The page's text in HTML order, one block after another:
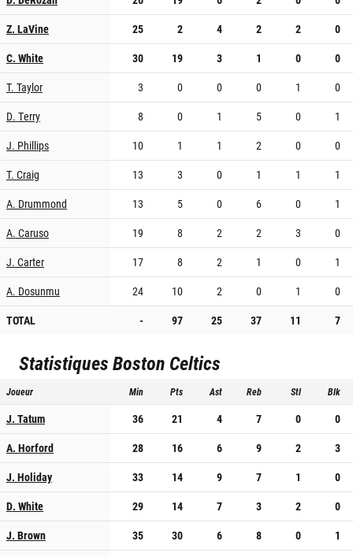
Z. LaVine
25 2 4 2 2
0
C. White
30 19 3 1 0
0
T. Taylor
3 0 0 0 1
0
D. Terry
8 0 1 5 0
1
J. Phillips
10 1 1 2 0
0
T. Craig
13 3 0 1 1
1
A. Drummond
13 5 0 6 0
1
A. Caruso
19 8 2 2 3
0
J. Carter
17 8 2 1 0
1
A. Dosunmu
24 10 2 0 1
0
TOTAL
- 97 25 37 11 7
StatistiquesBoston Celtics
Joueur Min Pts Ast Reb Stl Blk
J. Tatum 36 21 4 7 0
0
A. Horford
28 16 6 9 2
3
J. Holiday
33 14 9 7 1
0
D. White
29 14 7 3 2
0
J. Brown
35 30 6 8 0
1